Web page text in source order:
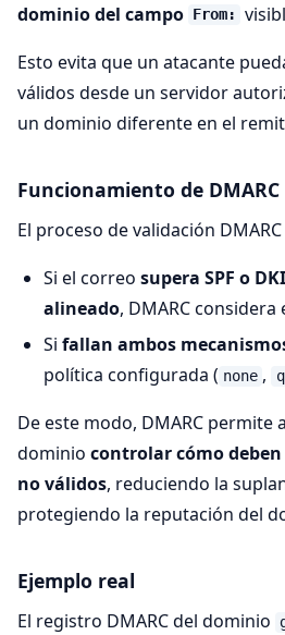
dominio del campo
From:
Esto evita que un atacante
válidos desde un servidor
un dominio diferente en el
Funcionamiento de DMARC
El proceso de validación
Si el correo supera SPF o
alineado, DMARC
Si fallan ambos
política configurada ( none ,
De este modo, DMARC permite
dominio controlar cómo
no válidos, reduciendo la
protegiendo la reputación del
Ejemplo real
El registro DMARC del dominio